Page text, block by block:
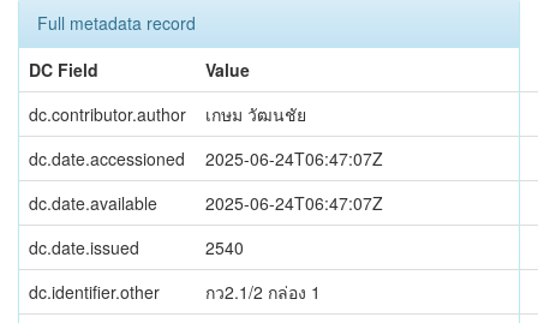
Full metadata record
DC Field
Value
dc.contributor.author
เกษม วัฒนชัย
dc.date.accessioned
2025-06-24T06:47:07Z
dc.date.available
2025-06-24T06:47:07Z
dc.date.issued
2540
dc.identifier.other
กว2.1/2 กล่อง 1